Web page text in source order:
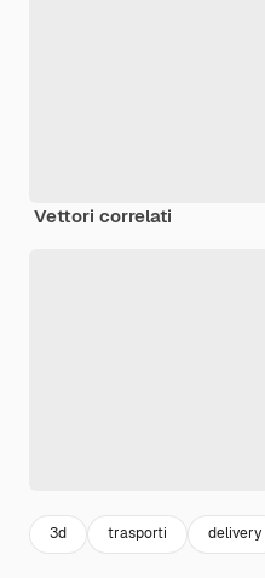
Vettori correlati
3d trasporti delivery